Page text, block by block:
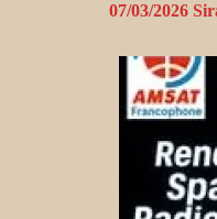
07/03/2026